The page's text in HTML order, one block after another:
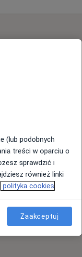
(lub podobnych
treści w oparciu o
sprawdzić i
również linki
polityka cookies
Zaakceptuj